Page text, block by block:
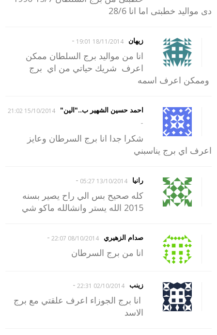
دى مواليد خطبتى اما انا 28/6
زيهان 18/11/2014 19:01
-
انا من مواليد برج السلطان ممكن
اعرف شريك حياتي من اي برج
وممكن اعرف اسمه
احمد حسين الشهير ب.."الين" 15/10/2014 21:02
-
شكرا جدا انا برج السرطان وعايز
اعرف اي برج يناسبني
رانيا 13/10/2014 05:27
-
كله صحيح بس الي راح يصير بسنه
2015 الله يستر وانشالله ماكو شي
صدام الزهيري 08/10/2014 22:07
-
انا من برج السرطان
زينب 02/10/2014 22:31
-
انا برج الجوزاء اعرف علقتي مع برج
الاسد